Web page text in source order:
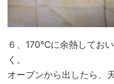
６、170℃に余熱してお
く。
オーブンから出したら、